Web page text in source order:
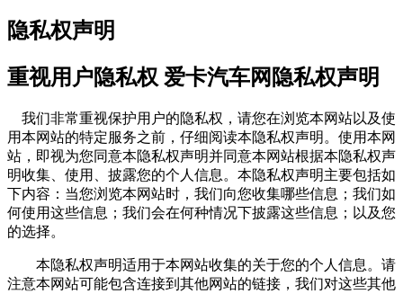
隐私权声明
重视用户隐私权 爱卡汽车网隐私权声明
我们非常重视保护用户的隐私权，请您在浏览本网站以及使
用本网站的特定服务之前，仔细阅读本隐私权声明。使用本网
站，即视为您同意本隐私权声明并同意本网站根据本隐私权声
明收集、使用、披露您的个人信息。本隐私权声明主要包括如
下内容：当您浏览本网站时，我们向您收集哪些信息；我们如
何使用这些信息；我们会在何种情况下披露这些信息；以及您
的选择。
本隐私权声明适用于本网站收集的关于您的个人信息。请
注意本网站可能包含连接到其他网站的链接，我们对这些其他